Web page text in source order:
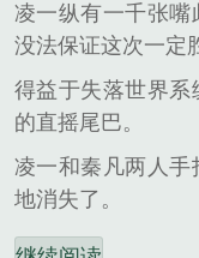
凌一纵有一千张
没法保证这次一定
得益于失落世界
的直摇尾巴。
凌一和秦凡两人
地消失了。